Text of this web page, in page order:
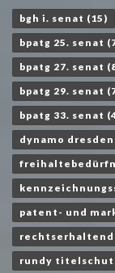
bgh i. senat (15)
bpatg 25. senat
bpatg 27. senat
bpatg 29. senat
bpatg 33. senat
dynamo dresden
patent- und
rundy